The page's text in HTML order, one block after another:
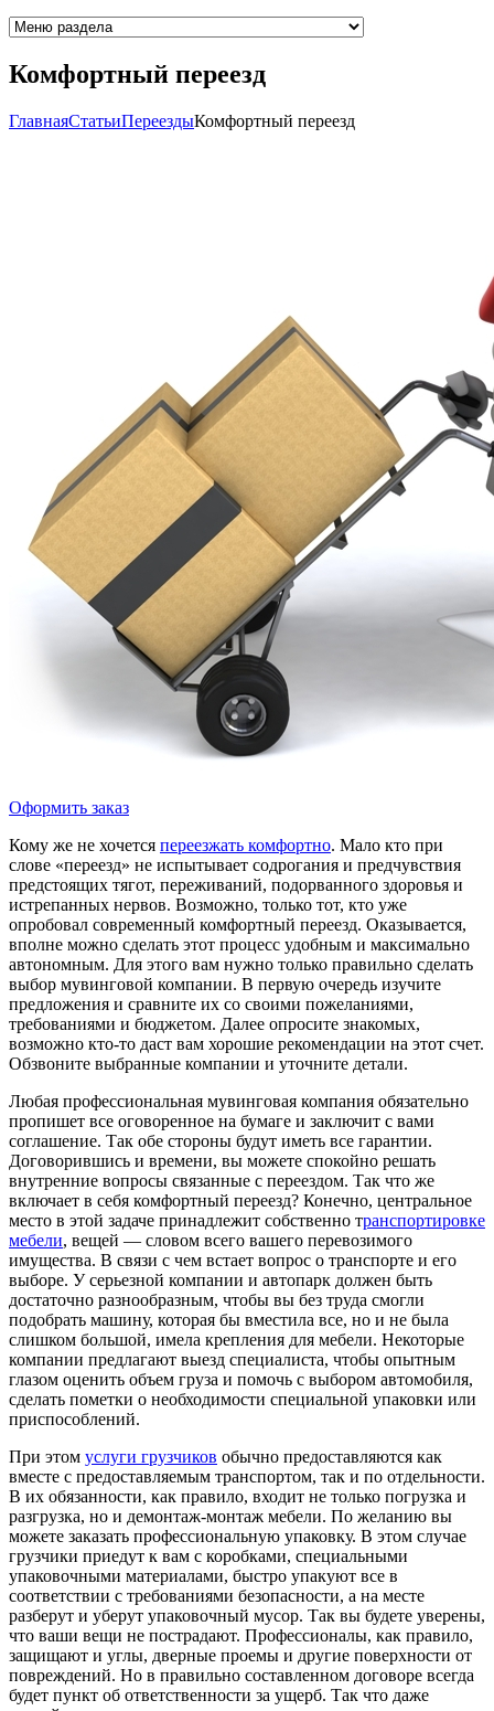
Комфортный переезд
ГлавнаяCтатьиПереездыКомфортный переезд
Оформить заказ
Кому же не хочется переезжать комфортно. Мало кто при
слове «переезд» не испытывает содрогания и предчувствия
предстоящих тягот, переживаний, подорванного здоровья и
истрепанных нервов. Возможно, только тот, кто уже
опробовал современный комфортный переезд. Оказывается,
вполне можно сделать этот процесс удобным и максимально
автономным. Для этого вам нужно только правильно сделать
выбор мувинговой компании. В первую очередь изучите
предложения и сравните их со своими пожеланиями,
требованиями и бюджетом. Далее опросите знакомых,
возможно кто-то даст вам хорошие рекомендации на этот счет.
Обзвоните выбранные компании и уточните детали.
Любая профессиональная мувинговая компания обязательно
пропишет все оговоренное на бумаге и заключит с вами
соглашение. Так обе стороны будут иметь все гарантии.
Договорившись и времени, вы можете спокойно решать
внутренние вопросы связанные с переездом. Так что же
включает в себя комфортный переезд? Конечно, центральное
место в этой задаче принадлежит собственно транспортировке
мебели, вещей — словом всего вашего перевозимого
имущества. В связи с чем встает вопрос о транспорте и его
выборе. У серьезной компании и автопарк должен быть
достаточно разнообразным, чтобы вы без труда смогли
подобрать машину, которая бы вместила все, но и не была
слишком большой, имела крепления для мебели. Некоторые
компании предлагают выезд специалиста, чтобы опытным
глазом оценить объем груза и помочь с выбором автомобиля,
сделать пометки о необходимости специальной упаковки или
приспособлений.
При этом услуги грузчиков обычно предоставляются как
вместе с предоставляемым транспортом, так и по отдельности.
В их обязанности, как правило, входит не только погрузка и
разгрузка, но и демонтаж-монтаж мебели. По желанию вы
можете заказать профессиональную упаковку. В этом случае
грузчики приедут к вам с коробками, специальными
упаковочными материалами, быстро упакуют все в
соответствии с требованиями безопасности, а на месте
разберут и уберут упаковочный мусор. Так вы будете уверены,
что ваши вещи не пострадают. Профессионалы, как правило,
защищают и углы, дверные проемы и другие поверхности от
повреждений. Но в правильно составленном договоре всегда
будет пункт об ответственности за ущерб. Так что даже